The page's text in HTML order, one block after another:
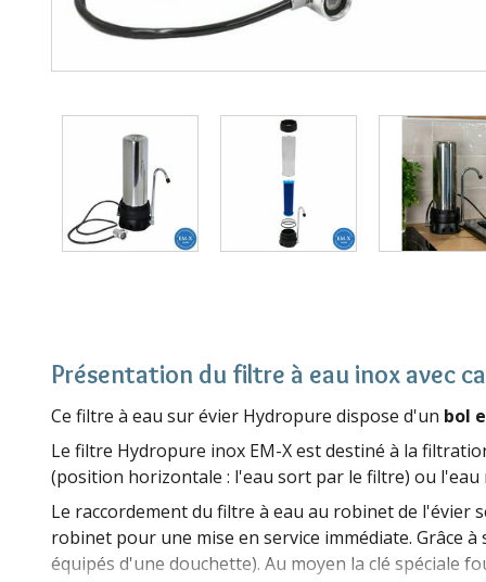
Présentation du filtre à eau inox avec
Ce filtre à eau sur évier Hydropure dispose d'un bol
Le filtre Hydropure inox EM-X est destiné à la
(position horizontale : l'eau sort par le filtre) ou
Le raccordement du filtre à eau au robinet de l'évier
robinet pour une mise en service immédiate. Grâce
équipés d'une douchette). Au moyen la clé spéciale